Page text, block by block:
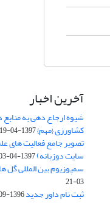
آخرین اخبار
شیوه ارجاع دهی به منابع
کشاورزی {مهم}1397-04-19
تصویر جامع فعالیت های
سایت دوزبانه)1397-04-03
سمپوزیوم بین المللی گل
03-21
ثبت نام داور جدید1396-09-27